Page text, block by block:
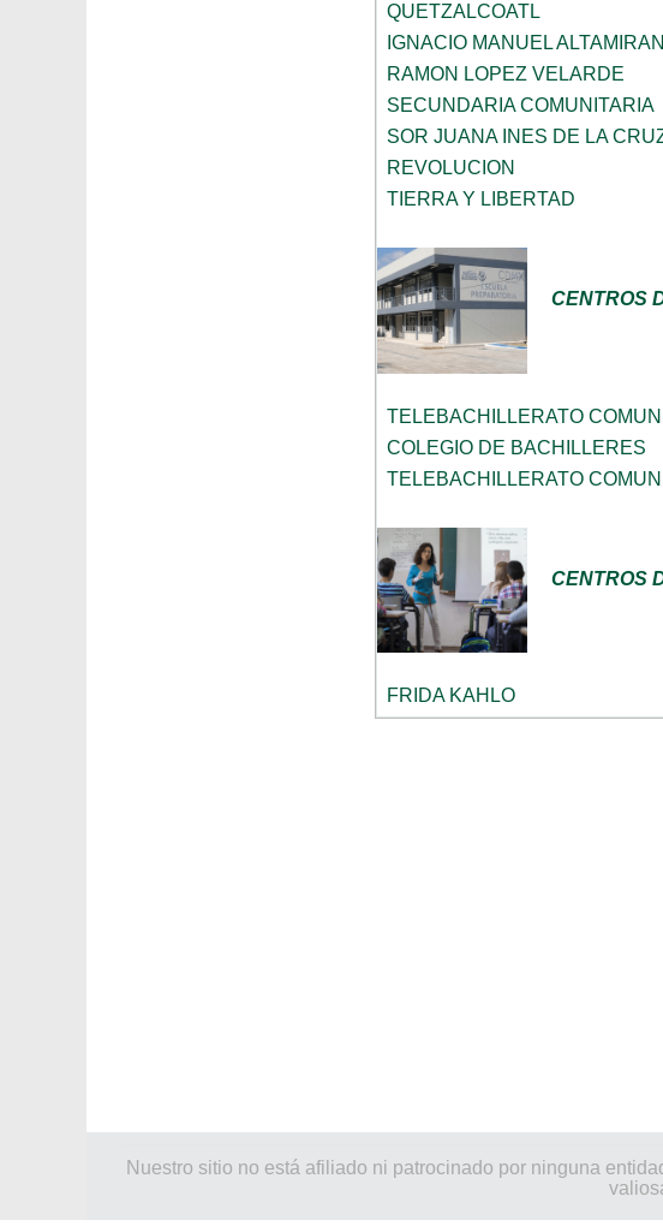
QUETZALCOATL
IGNACIO MANUEL
RAMON LOPEZ VELARDE
SECUNDARIA COMUNITARIA
SOR JUANA INES DE LA
REVOLUCION
TIERRA Y LIBERTAD
CENTROS
TELEBACHILLERATO
COLEGIO DE BACHILLERES
TELEBACHILLERATO
CENTROS
FRIDA KAHLO
Nuestro sitio no está afiliado ni patrocinado por ninguna